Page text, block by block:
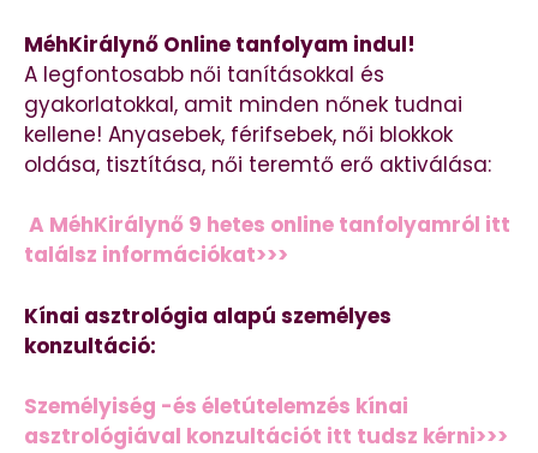
MéhKirálynő Online tanfolyam indul!
A legfontosabb női tanításokkal és
gyakorlatokkal, amit minden nőnek tudnai
kellene! Anyasebek, férifsebek, női blokkok
oldása, tisztítása, női teremtő erő aktiválása:
A MéhKirálynő 9 hetes online tanfolyamról itt
találsz információkat>>>
Kínai asztrológia alapú személyes
konzultáció:
Személyiség -és életútelemzés kínai
asztrológiával konzultációt itt tudsz kérni>>>